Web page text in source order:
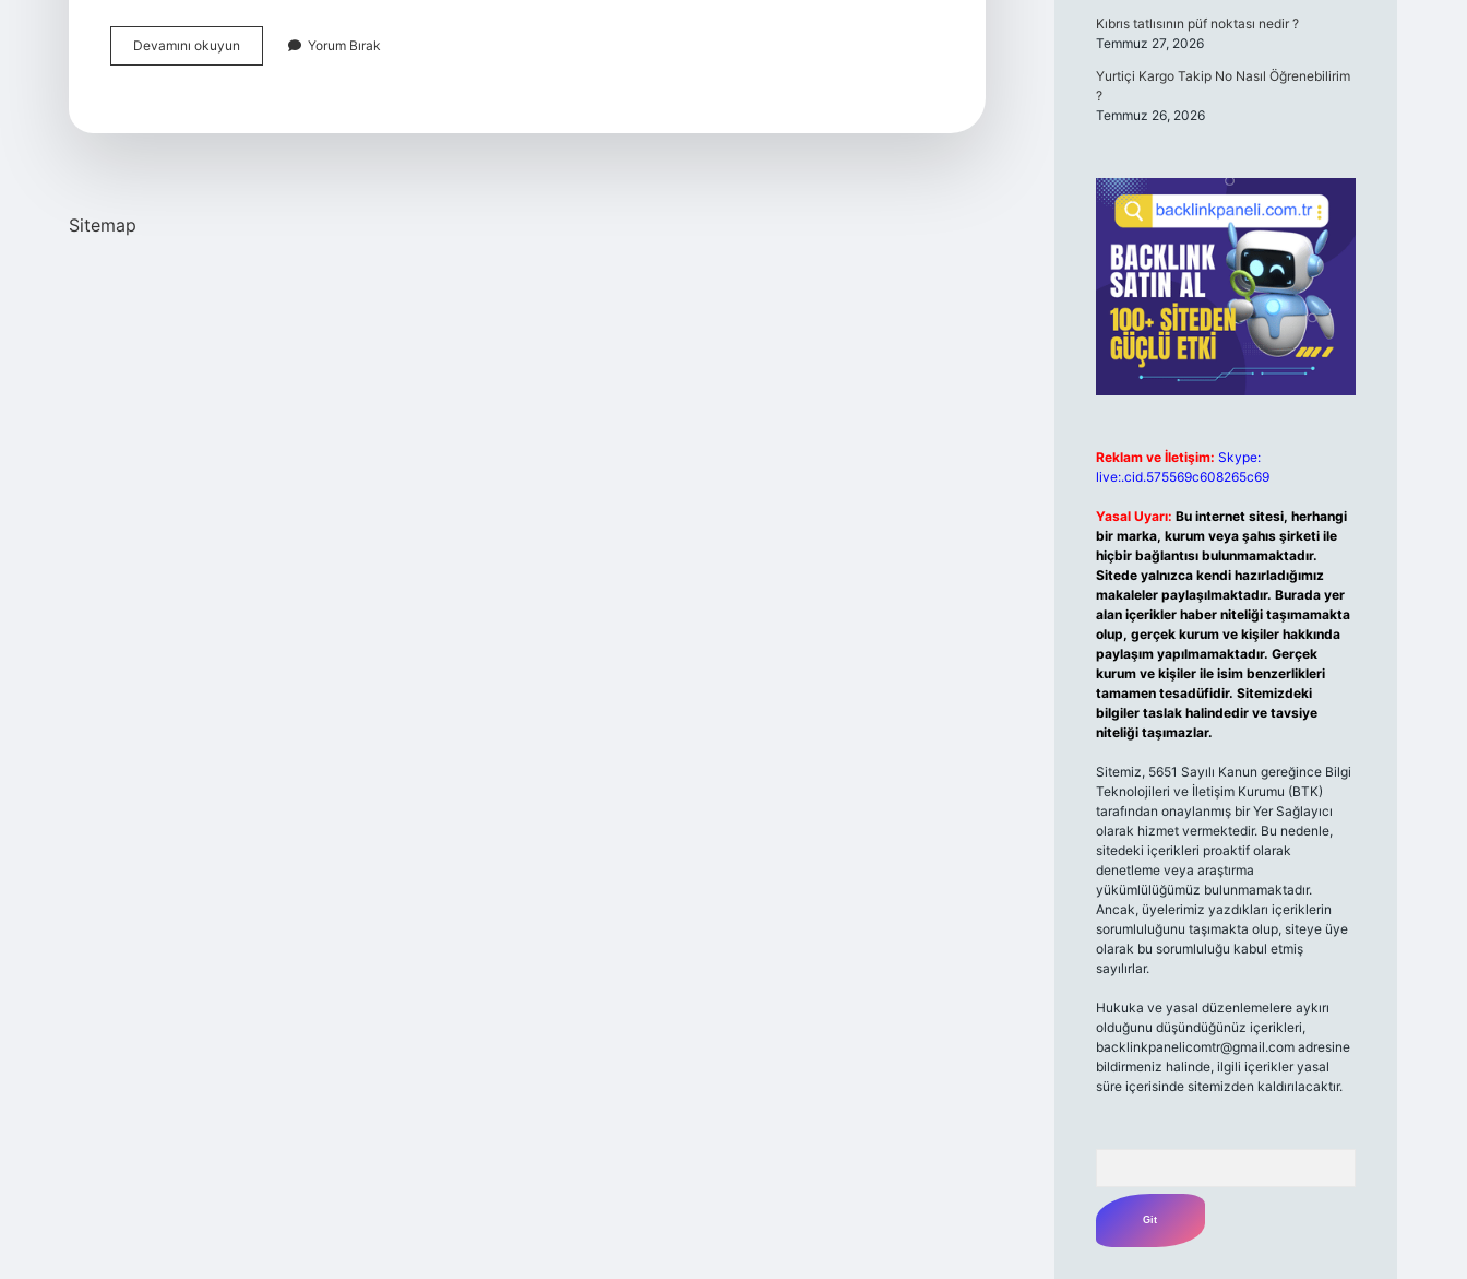
Devamını okuyun
Ne
Yorum Bırak
Sitemap
Kıbrıs tatlısının püf noktası nedir ?
Temmuz 27, 2026
Yurtiçi Kargo Takip No Nasıl Öğrenebilirim
?
Temmuz 26, 2026
Reklam ve İletişim: Skype:
live:.cid.575569c608265c69
Yasal Uyarı: Bu internet sitesi, herhangi
bir marka, kurum veya şahıs şirketi ile
hiçbir bağlantısı bulunmamaktadır.
Sitede yalnızca kendi hazırladığımız
makaleler paylaşılmaktadır. Burada yer
alan içerikler haber niteliği taşımamakta
olup, gerçek kurum ve kişiler hakkında
paylaşım yapılmamaktadır. Gerçek
kurum ve kişiler ile isim benzerlikleri
tamamen tesadüfidir. Sitemizdeki
bilgiler taslak halindedir ve tavsiye
niteliği taşımazlar.
Sitemiz, 5651 Sayılı Kanun gereğince Bilgi
Teknolojileri ve İletişim Kurumu (BTK)
tarafından onaylanmış bir Yer Sağlayıcı
olarak hizmet vermektedir. Bu nedenle,
sitedeki içerikleri proaktif olarak
denetleme veya araştırma
yükümlülüğümüz bulunmamaktadır.
Ancak, üyelerimiz yazdıkları içeriklerin
sorumluluğunu taşımakta olup, siteye üye
olarak bu sorumluluğu kabul etmiş
sayılırlar.
Hukuka ve yasal düzenlemelere aykırı
olduğunu düşündüğünüz içerikleri,
backlinkpanelicomtr@gmail.comadresine
bildirmeniz halinde, ilgili içerikler yasal
süre içerisinde sitemizden kaldırılacaktır.